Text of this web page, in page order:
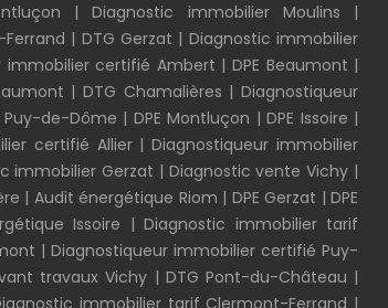
|Diagnostic immobilier Moulins |
| DTG Gerzat | Diagnostic immobilier
immobilier certifié Ambert | DPE Beaumont |
| DTG Chamalières |Diagnostiqueur
de-Dôme | DPE Montluçon |DPE Issoire |
certifié Allier|Diagnostiqueur immobilier
immobilier Gerzat | Diagnostic vente Vichy |
| Audit énergétique Riom | DPE Gerzat |DPE
Issoire | Diagnostic immobilier tarif
| Diagnostiqueur immobilier certifié Puy-
travaux Vichy | DTG Pont-du-Château |